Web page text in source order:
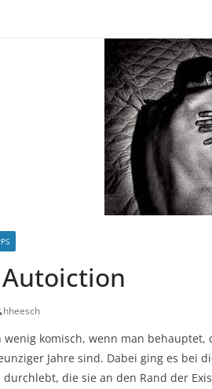
Autoiction
hheesch
wenig komisch, wenn man
Jahre sind. Dabei ging es bei
die sie an den Rand der